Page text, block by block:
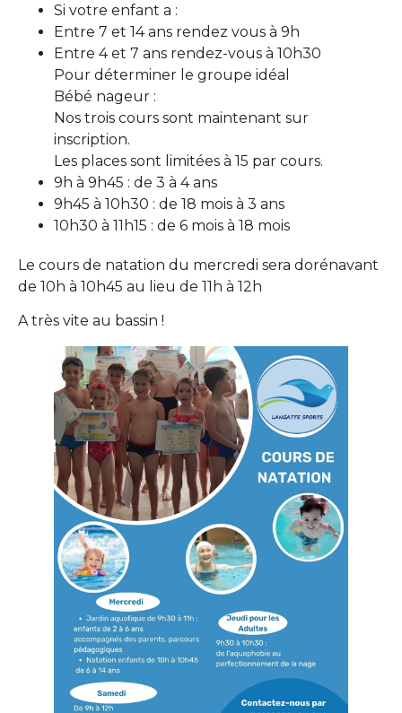
Si votre enfant a :
Entre 7 et 14 ans rendez vous à 9h
Entre 4 et 7 ans rendez-vous à 10h30
Pour déterminer le groupe idéal
Bébé nageur :
Nos trois cours sont maintenant sur
inscription.
Les places sont limitées à 15 par cours.
9h à 9h45 : de 3 à 4 ans
9h45 à 10h30 : de 18 mois à 3 ans
10h30 à 11h15 : de 6 mois à 18 mois
Le cours de natation du mercredi sera dorénavant
de 10h à 10h45 au lieu de 11h à 12h
A très vite au bassin !